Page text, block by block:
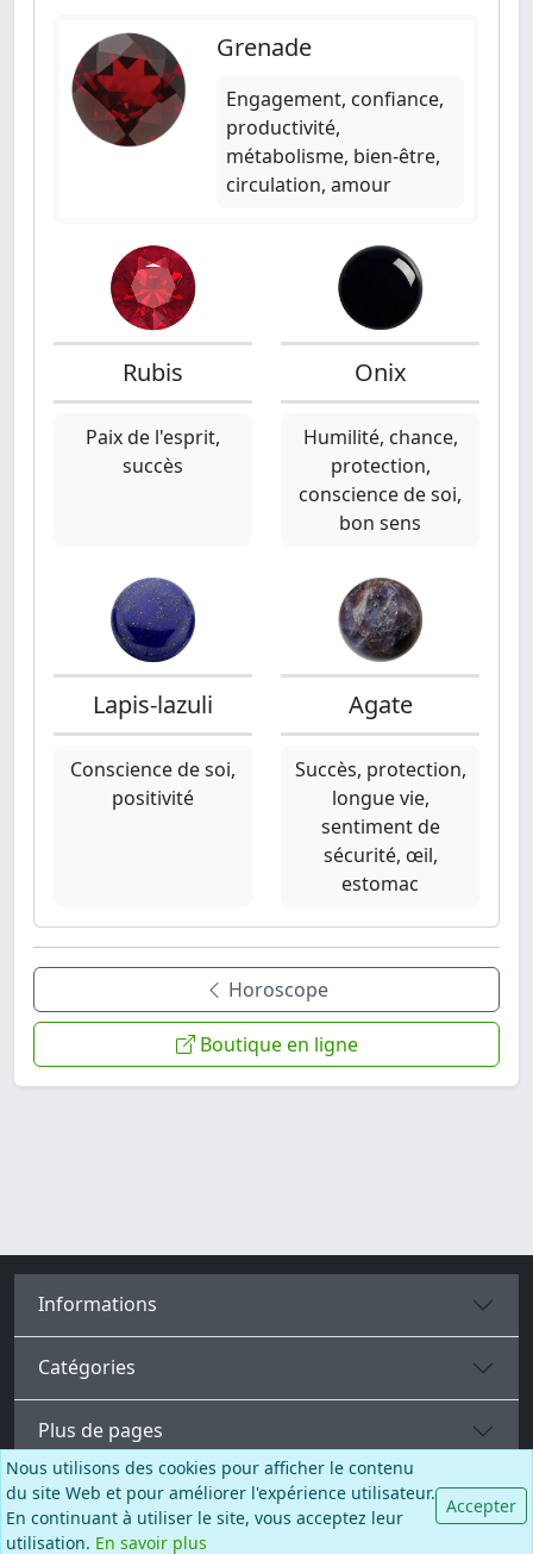
Grenade
Engagement, confiance,
productivité,
métabolisme, bien-être,
circulation, amour
Rubis
Paix de l'esprit,
succès
Onix
Humilité, chance,
protection,
conscience de soi,
bon sens
Lapis-lazuli
Conscience de soi,
positivité
Agate
Succès, protection,
longue vie,
sentiment de
sécurité, œil,
estomac
Horoscope
Boutique en ligne
Informations
Catégories
Plus de pages
Français
Nous utilisons des cookies pour afficher le contenu
du site Web et pour améliorer l'expérience utilisateur.
En continuant à utiliser le site, vous acceptez leur
utilisation. En savoir plus
Accepter